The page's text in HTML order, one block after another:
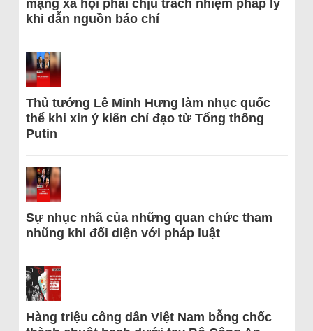
mạng xã hội phải chịu trách nhiệm pháp lý
khi dẫn nguồn báo chí
Thủ tướng Lê Minh Hưng làm nhục quốc
thể khi xin ý kiến chỉ đạo từ Tổng thống
Putin
Sự nhục nhã của những quan chức tham
nhũng khi đối diện với pháp luật
Hàng triệu công dân Việt Nam bỗng chốc